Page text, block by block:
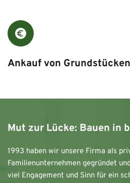
Ankauf von Grundstücken
Mut zur Lücke: Bauen in
1993 haben wir unsere Firma als
Familienunternehmen gegründet
viel Engagement und Sinn für ein